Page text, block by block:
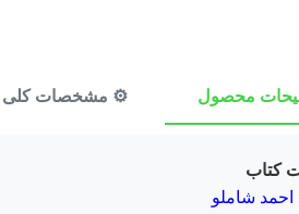
محصول ⚙️ مشخصات کلی
کتاب
احمد شاملو